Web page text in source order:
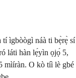
tí ìgbòògì náà ti bẹ̀rẹ̀ sí
láti hàn lẹ́yìn ọjọ́ 5,
mìíràn. O kò tíì lè gbé